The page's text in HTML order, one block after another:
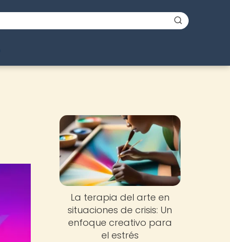
La terapia del arte en
situaciones de crisis: Un
enfoque creativo para
el estrés